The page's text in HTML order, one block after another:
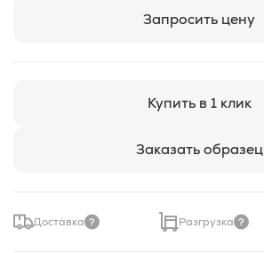
Запросить цену
Купить в 1 клик
Заказать образец
Доставка Разгрузка